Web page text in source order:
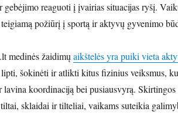
gebėjimo reaguoti į įvairias situacijas ryšį.
požiūrį į sportą ir aktyvų gyvenimo
medinės žaidimų aikštelės yra puiki vieta
šokinėti ir atlikti kitus fizinius veiksmus,
lavina koordinaciją bei pusiausvyrą.
sklaidai ir tilteliai, vaikams suteikia